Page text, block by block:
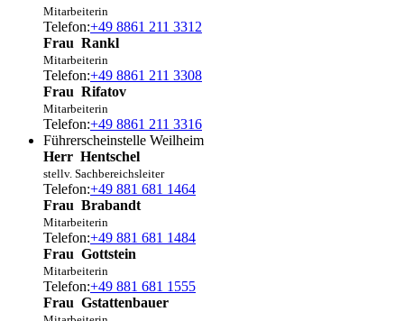
Mitarbeiterin
Telefon:+49 8861 211 3312
Frau Rankl
Mitarbeiterin
Telefon:+49 8861 211 3308
Frau Rifatov
Mitarbeiterin
Telefon:+49 8861 211 3316
Führerscheinstelle Weilheim
Herr Hentschel
stellv. Sachbereichsleiter
Telefon:+49 881 681 1464
Frau Brabandt
Mitarbeiterin
Telefon:+49 881 681 1484
Frau Gottstein
Mitarbeiterin
Telefon:+49 881 681 1555
Frau Gstattenbauer